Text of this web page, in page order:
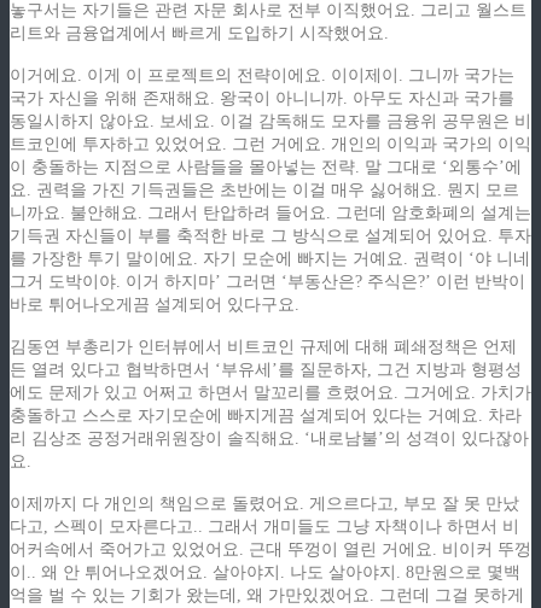
놓구서는 자기들은 관련 자문 회사로 전부 이직했어요. 그리고 월스트
리트와 금융업계에서 빠르게 도입하기 시작했어요.
이거에요. 이게 이 프로젝트의 전략이에요. 이이제이. 그니까 국가는
국가 자신을 위해 존재해요. 왕국이 아니니까. 아무도 자신과 국가를
동일시하지 않아요. 보세요. 이걸 감독해도 모자를 금융위 공무원은 비
트코인에 투자하고 있었어요. 그런 거에요. 개인의 이익과 국가의 이익
이 충돌하는 지점으로 사람들을 몰아넣는 전략. 말 그대로 ‘외통수’에
요. 권력을 가진 기득권들은 초반에는 이걸 매우 싫어해요. 뭔지 모르
니까요. 불안해요. 그래서 탄압하려 들어요. 그런데 암호화폐의 설계는
기득권 자신들이 부를 축적한 바로 그 방식으로 설계되어 있어요. 투자
를 가장한 투기 말이에요. 자기 모순에 빠지는 거예요. 권력이 ‘야 니네
그거 도박이야. 이거 하지마’ 그러면 ‘부동산은? 주식은?’ 이런 반박이
바로 튀어나오게끔 설계되어 있다구요.
김동연 부총리가 인터뷰에서 비트코인 규제에 대해 폐쇄정책은 언제
든 열려 있다고 협박하면서 ‘부유세’를 질문하자, 그건 지방과 형평성
에도 문제가 있고 어쩌고 하면서 말꼬리를 흐렸어요. 그거에요. 가치가
충돌하고 스스로 자기모순에 빠지게끔 설계되어 있다는 거예요. 차라
리 김상조 공정거래위원장이 솔직해요. ‘내로남불’의 성격이 있다잖아
요.
이제까지 다 개인의 책임으로 돌렸어요. 게으르다고, 부모 잘 못 만났
다고, 스펙이 모자른다고.. 그래서 개미들도 그냥 자책이나 하면서 비
어커속에서 죽어가고 있었어요. 근대 뚜껑이 열린 거에요. 비이커 뚜껑
이.. 왜 안 튀어나오겠어요. 살아야지. 나도 살아야지. 8만원으로 몇백
억을 벌 수 있는 기회가 왔는데, 왜 가만있겠어요. 그런데 그걸 못하게